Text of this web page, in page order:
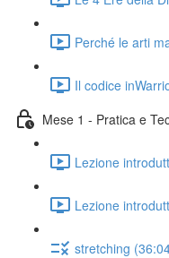
Perché le arti
Il codice
Mese 1 - Pratica e
Lezione
Lezione
stretching